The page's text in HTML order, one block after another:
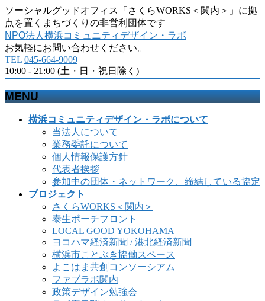
ソーシャルグッドオフィス「さくらWORKS＜関内＞」に拠
点を置くまちづくりの非営利団体です
NPO法人横浜コミュニティデザイン・ラボ
お気軽にお問い合わせください。
TEL 045-664-9009
10:00 - 21:00 (土・日・祝日除く)
MENU
横浜コミュニティデザイン・ラボについて
当法人について
業務委託について
個人情報保護方針
代表者挨拶
参加中の団体・ネットワーク、締結している協定
プロジェクト
さくらWORKS＜関内＞
泰生ポーチフロント
LOCAL GOOD YOKOHAMA
ヨコハマ経済新聞 / 港北経済新聞
横浜市ことぶき協働スペース
よこはま共創コンソーシアム
ファブラボ関内
政策デザイン勉強会